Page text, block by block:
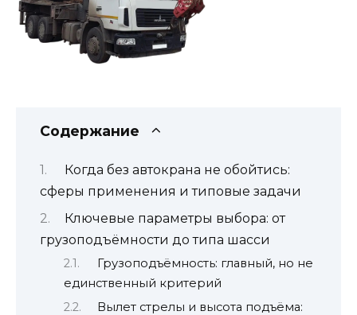
Содержание
Когда без автокрана не обойтись:
сферы применения и типовые задачи
Ключевые параметры выбора: от
грузоподъёмности до типа шасси
Грузоподъёмность: главный, но не
единственный критерий
Вылет стрелы и высота подъёма: